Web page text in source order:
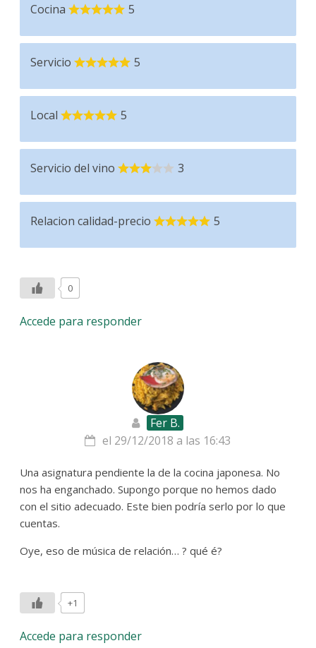
Cocina 5
Servicio 5
Local 5
Servicio del vino 3
Relacion calidad-precio 5
0
Accede para responder
Fer B.
el 29/12/2018 a las 16:43
Una asignatura pendiente la de la cocina japonesa. No
nos ha enganchado. Supongo porque no hemos dado
con el sitio adecuado. Este bien podría serlo por lo que
cuentas.
Oye, eso de música de relación… ? qué é?
+1
Accede para responder